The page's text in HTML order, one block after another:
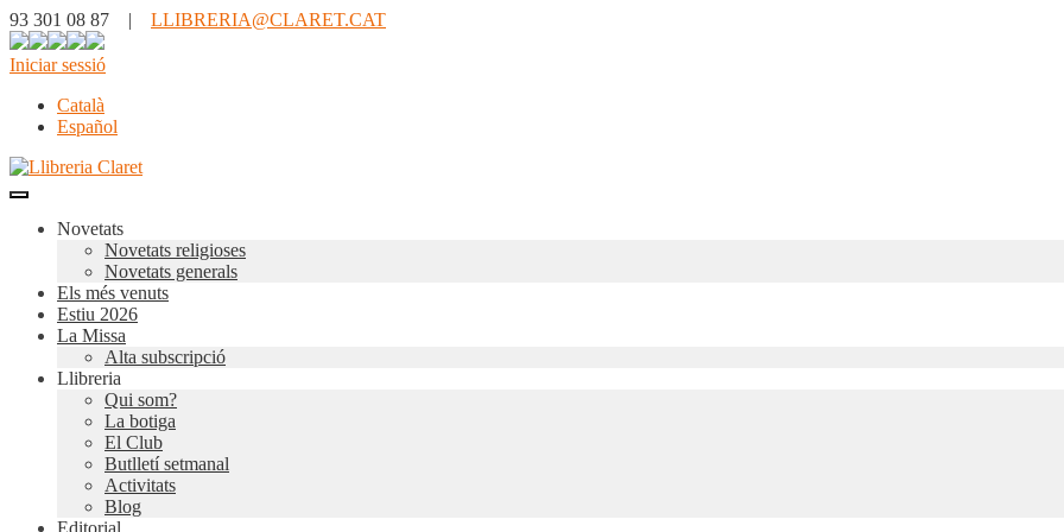
93 301 08 87 | LLIBRERIA@CLARET.CAT
Iniciar sessió
Català
Español
Novetats
Novetats religioses
Novetats generals
Els més venuts
Estiu 2026
La Missa
Alta subscripció
Llibreria
Qui som?
La botiga
El Club
Butlletí setmanal
Activitats
Blog
Editorial